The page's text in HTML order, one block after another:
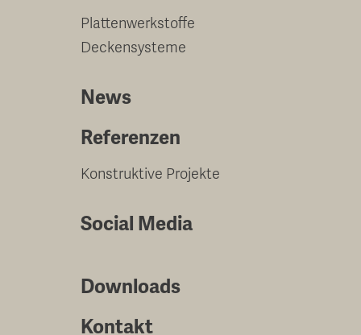
Plattenwerkstoffe
Deckensysteme
News
Referenzen
Konstruktive Projekte
Social Media
Downloads
Kontakt